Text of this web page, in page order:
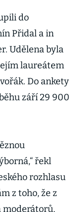
do
Přidal a in
Udělena byla
laureátem
Do ankety
září 29 900
řekl
rozhlasu
z toho, že z
moderátorů,